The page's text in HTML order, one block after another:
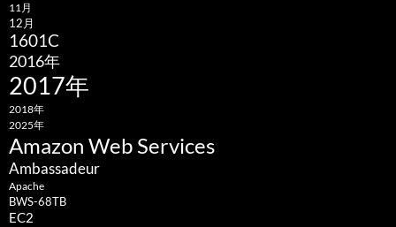
11月
12月
1601C
2016年
2017年
2018年
2025年
Amazon Web Services
Ambassadeur
Apache
BWS-68TB
EC2